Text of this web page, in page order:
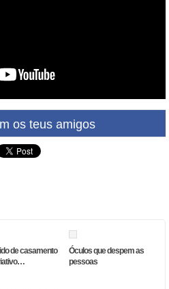
os teus amigos
de casamento
Óculos que despem as
pessoas